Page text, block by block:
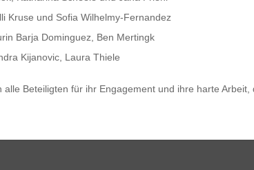
Kruse und Sofia Wilhelmy-Fernandez
Barja Dominguez, Ben Mertingk
Kijanovic, Laura Thiele
Beteiligten für ihr Engagement und ihre harte